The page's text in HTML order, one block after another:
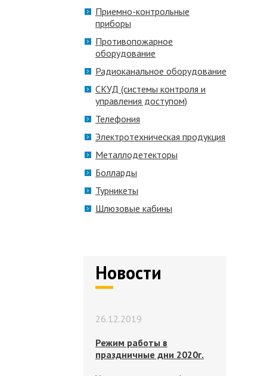
Приемно-контрольные
приборы
Противопожарное
оборудование
Радиоканальное оборудование
СКУД (системы контроля и
управления доступом)
Телефония
Электротехническая продукция
Металлодетекторы
Болларды
Турникеты
Шлюзовые кабины
Новости
26.12.2019
Режим работы в
праздничные дни 2020г.